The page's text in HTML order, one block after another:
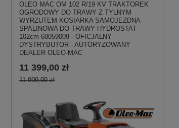
OLEO MAC OM 102 R/19 KV TRAKTOREK
OGRODOWY DO TRAWY Z TYLNYM
WYRZUTEM KOSIARKA SAMOJEZDNA
SPALINOWA DO TRAWY HYDROSTAT
102cm 68059009 - OFICJALNY
DYSTRYBUTOR - AUTORYZOWANY
DEALER OLEO-MAC
11 399,00 zł
11 999,00 zł